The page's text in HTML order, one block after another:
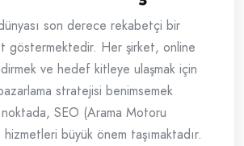
son derece rekabetçi bir
göstermektedir. Her şirket, online
ve hedef kitleye ulaşmak için
stratejisi benimsemek
SEO (Arama Motoru
büyük önem taşımaktadır.